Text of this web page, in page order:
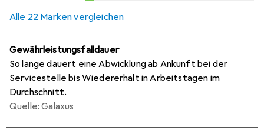
Alle 22 Marken vergleichen
Gewährleistungsfalldauer
So lange dauert eine Abwicklung ab Ankunft bei der
Servicestelle bis Wiedererhalt in Arbeitstagen im
Durchschnitt.
Quelle: Galaxus